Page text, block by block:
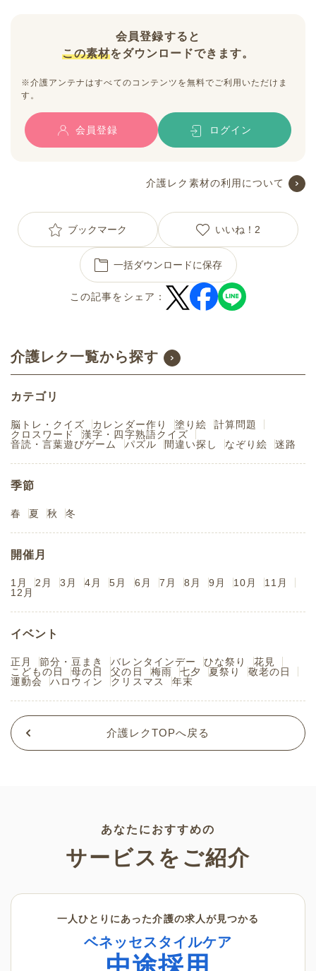
会員登録すると
この素材をダウンロードできます。
※介護アンテナはすべてのコンテンツを無料でご利用いただけま
す。
会員登録 ログイン
介護レク素材の利用について
ブックマーク いいね！ 2
一括ダウンロードに保存
この記事をシェア：
介護レク一覧から探す
カテゴリ
脳トレ・クイズ カレンダー作り 塗り絵
計算問題
クロスワード
漢字・四字熟語クイズ
音読・言葉遊びゲーム
パズル 間違い探し なぞり絵 迷路
季節
春 夏 秋 冬
開催月
1月 2月 3月 4月 5月 6月 7月 8月 9月 10月
11月
12月
イベント
正月 節分・豆まき バレンタインデー ひな祭り
花見
こどもの日
母の日 父の日 梅雨 七夕 夏祭り
敬老の日
運動会
ハロウィン クリスマス 年末
介護レクTOPへ戻る
あなたにおすすめの
サービスをご紹介
一人ひとりにあった介護の求人が見つかる
ベネッセスタイルケア